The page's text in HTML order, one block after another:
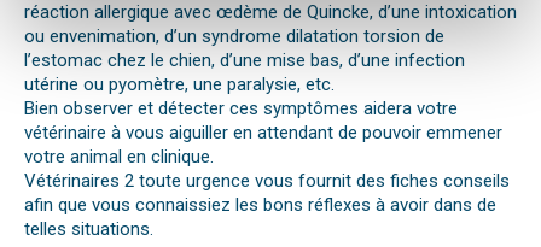
réaction allergique avec œdème de Quincke, d’une intoxication
ou envenimation, d’un syndrome dilatation torsion de
l’estomac chez le chien, d’une mise bas, d’une infection
utérine ou pyomètre, une paralysie, etc.
Bien observer et détecter ces symptômes aidera votre
vétérinaire à vous aiguiller en attendant de pouvoir emmener
votre animal en clinique.
Vétérinaires 2 toute urgence vous fournit des fiches conseils
afin que vous connaissiez les bons réflexes à avoir dans de
telles situations.